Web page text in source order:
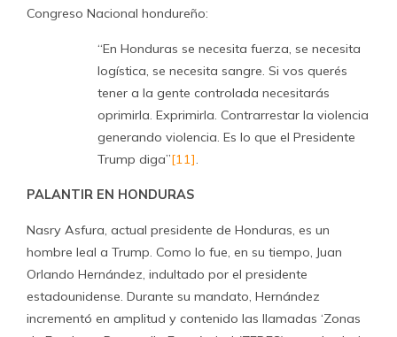
Congreso Nacional hondureño:
“En Honduras se necesita fuerza, se necesita
logística, se necesita sangre. Si vos querés
tener a la gente controlada necesitarás
oprimirla. Exprimirla. Contrarrestar la violencia
generando violencia. Es lo que el Presidente
Trump diga”[11].
PALANTIR EN HONDURAS
Nasry Asfura, actual presidente de Honduras, es un
hombre leal a Trump. Como lo fue, en su tiempo, Juan
Orlando Hernández, indultado por el presidente
estadounidense. Durante su mandato, Hernández
incrementó en amplitud y contenido las llamadas ‘Zonas